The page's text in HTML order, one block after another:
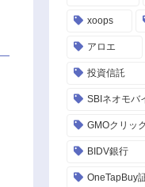
xoops
アロエ
投資信託
SBIネオモバ
GMOクリッ
BIDV銀行
OneTapBuy